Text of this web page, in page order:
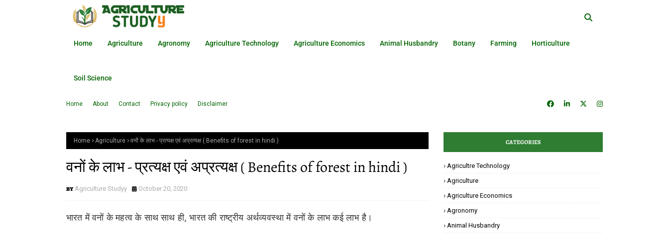
Home Agriculture Agronomy Agriculture Technology Agriculture Economics Animal Husbandry Botany Farming Horticulture
Soil Science
Home About Contact Privacy policy Disclaimer
Home Agriculture वनों के लाभ - प्रत्यक्ष एवं अप्रत्यक्ष ( Benefits of forest in hindi )
वनों के लाभ - प्रत्यक्ष एवं अप्रत्यक्ष ( Benefits of forest in hindi )
Agriculture Studyy October 20, 2020
भारत में वनों के महत्व के साथ साथ ही, भारत ‌की राष्ट्रीय अर्थव्यवस्था में वनों के लाभ कई लाभ है।
CATEGORIES
Agricultre Technology
Agriculture
Agriculture Economics
Agronomy
Animal Husbandry